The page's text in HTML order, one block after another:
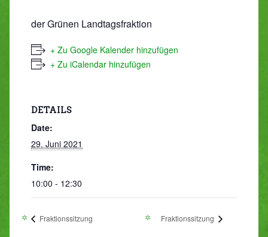
der Grünen Landtagsfraktion
+ Zu Google Kalender hinzufügen
+ Zu iCalendar hinzufügen
DETAILS
Date:
29. Juni 2021
Time:
10:00 - 12:30
Fraktionssitzung Fraktionssitzung